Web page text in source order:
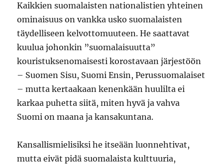
Kaikkien suomalaisten nationalistien yhteinen
ominaisuus on vankka usko suomalaisten
täydelliseen kelvottomuuteen. He saattavat
kuulua johonkin ”suomalaisuutta”
kouristuksenomaisesti korostavaan järjestöön
– Suomen Sisu, Suomi Ensin, Perussuomalaiset
– mutta kertaakaan kenenkään huulilta ei
karkaa puhetta siitä, miten hyvä ja vahva
Suomi on maana ja kansakuntana.
Kansallismielisiksi he itseään luonnehtivat,
mutta eivät pidä suomalaista kulttuuria,